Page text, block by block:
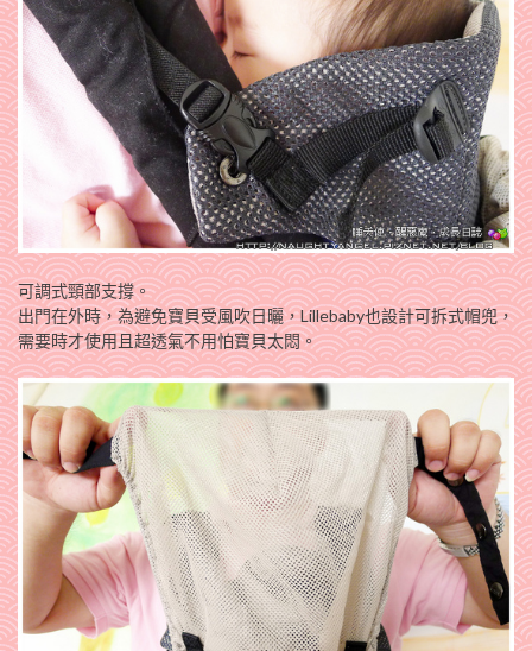
可調式頸部支撐。
出門在外時，為避免寶貝受風吹日曬，Lillebaby也設計可拆式帽兜，
需要時才使用且超透氣不用怕寶貝太悶。